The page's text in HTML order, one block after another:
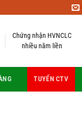
Chứng nhận HVNCLC
nhiều năm liền
TUYỂN CTV